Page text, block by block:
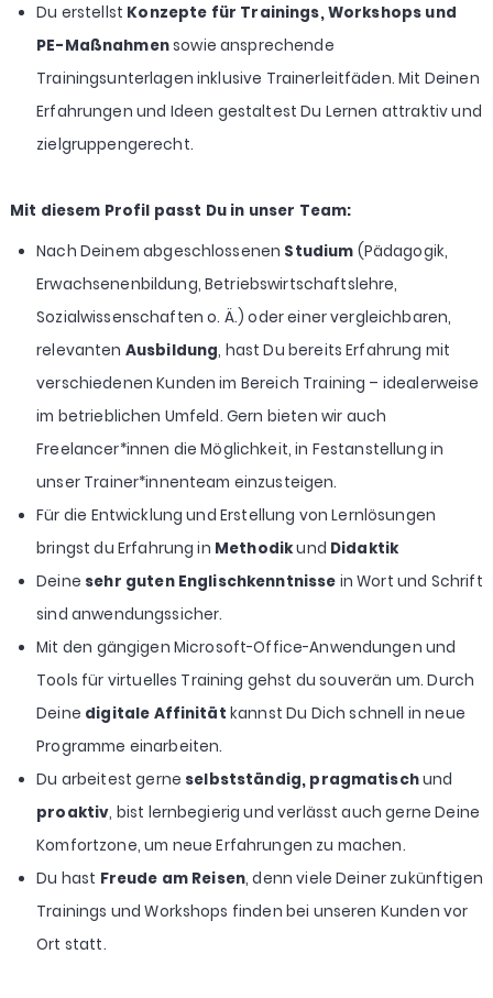
Du erstellst Konzepte für Trainings, Workshops und
PE-Maßnahmensowie ansprechende
Trainingsunterlagen inklusive Trainerleitfäden. Mit Deinen
Erfahrungen und Ideen gestaltest Du Lernen attraktiv und
zielgruppengerecht.
Mit diesem Profil passt Du in unser Team:
Nach Deinem abgeschlossenen Studium (Pädagogik,
Erwachsenenbildung, Betriebswirtschaftslehre,
Sozialwissenschaften o. Ä.) oder einer vergleichbaren,
relevanten Ausbildung, hast Du bereits Erfahrung mit
verschiedenen Kunden im Bereich Training – idealerweise
im betrieblichen Umfeld. Gern bieten wir auch
Freelancer*innen die Möglichkeit, in Festanstellung in
unser Trainer*innenteam einzusteigen.
Für die Entwicklung und Erstellung von Lernlösungen
bringst du Erfahrung in Methodikund Didaktik
Deine sehr guten Englischkenntnisse in Wort und Schrift
sind anwendungssicher.
Mit den gängigen Microsoft-Office-Anwendungen und
Tools für virtuelles Training gehst du souverän um. Durch
Deine digitale Affinität kannst Du Dich schnell in neue
Programme einarbeiten.
Du arbeitest gerne selbstständig, pragmatischund
proaktiv, bist lernbegierig und verlässt auch gerne Deine
Komfortzone, um neue Erfahrungen zu machen.
Du hast Freude am Reisen, denn viele Deiner zukünftigen
Trainings und Workshops finden bei unseren Kunden vor
Ort statt.